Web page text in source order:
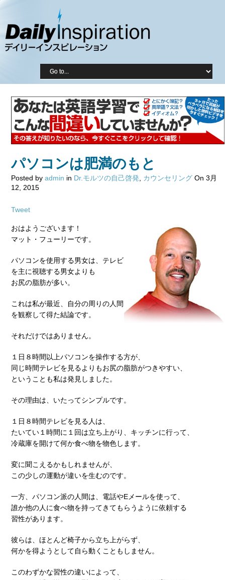
パソコンは肥満のもと
Posted by admin in Dr.モルツの自己啓発 カウンセリング On 3月
12, 2015
Tweet
おはようございます！
マット・フューリーです。
パソコンを使用する男女は、テレビ
を主に視聴する男女よりも
お尻の脂肪が多い。
これは私が最近、自分の周りの人間
を観察して得た結論です。
それだけではありません。
１日８時間以上パソコンを操作する方が、
同じ時間テレビを見るよりもお尻の脂肪がつきやすい、
ということも私は発見しました。
その理由は、いたってシンプルです。
１日８時間テレビを見る人は、
たいてい１時間に１回は立ち上がり、キッチンに行って、
冷蔵庫を開けて何か食べ物を物色します。
変に聞こえるかもしれませんが、
この少しの運動が違いを生むのです。
一方、パソコン派の人間は、電話やEメールを使って、
誰か他の人に食べ物を持ってきてもらうように依頼する
習性があります。
彼らは、ほとんど椅子から立ち上がらず、
何かを得ようとして自ら動くこともしません。
このわずかな習性の違いによって、